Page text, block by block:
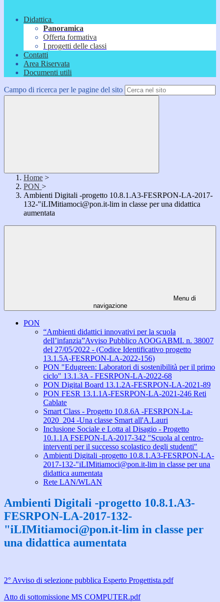
Didattica
Panoramica
Offerta formativa
I progetti delle classi
Contatti
Area Riservata
Documenti utili
Campo di ricerca per le pagine del sito
Home >
PON >
Ambienti Digitali -progetto 10.8.1.A3-FESRPON-LA-2017-
132-"iLIMitiamoci@pon.it-lim in classe per una didattica
aumentata
Menu di
navigazione
PON
“Ambienti didattici innovativi per la scuola
dell’infanzia”Avviso Pubblico AOOGABMI. n. 38007
del 27/05/2022 - (Codice Identificativo progetto
13.1.5A-FESRPON-LA-2022-156)
PON "Edugreen: Laboratori di sostenibilità per il primo
ciclo" 13.1.3A - FESRPON-LA-2022-68
PON Digital Board 13.1.2A-FESRPON-LA-2021-89
PON FESR 13.1.1A-FESRPON-LA-2021-246 Reti
Cablate
Smart Class - Progetto 10.8.6A -FESRPON-La-
2020_204 -Una classe Smart all'A.Lauri
Inclusione Sociale e Lotta al Disagio - Progetto
10.1.1A FSEPON-LA-2017-342 "Scuola al centro-
interventi per il successo scolastico degli studenti"
Ambienti Digitali -progetto 10.8.1.A3-FESRPON-LA-
2017-132-"iLIMitiamoci@pon.it-lim in classe per una
didattica aumentata
Rete LAN/WLAN
Ambienti Digitali -progetto 10.8.1.A3-
FESRPON-LA-2017-132-
"iLIMitiamoci@pon.it-lim in classe per
una didattica aumentata
2° Avviso di selezione pubblica Esperto Progettista.pdf
Atto di sottomissione MS COMPUTER.pdf